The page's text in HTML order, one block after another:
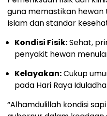
guna memastikan
Islam dan standar
Kondisi Fisik:Sehat,
penyakit hewan
Kelayakan:Cukup
pada Hari Raya Iduladha.
“Alhamdulillah kondisi